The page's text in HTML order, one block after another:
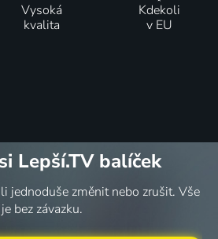
Vysoká
kvalita
Kdekoli
v EU
Lepší.TV balíček
jednoduše změnit nebo zrušit. Vše
je bez závazku.